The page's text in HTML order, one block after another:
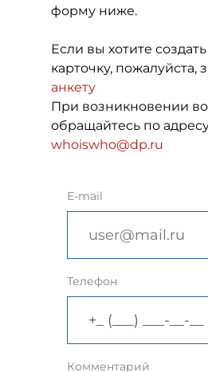
форму ниже.
Если вы хотите
карточку, пожалуйста,
анкету
При возникновении
обращайтесь по
whoiswho@dp.ru
E-mail
Телефон
Комментарий